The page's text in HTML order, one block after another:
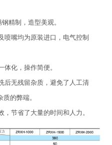
精制，造型美观。
喷嘴均为原装进口，电气控制
化，操作简便。
后无残留杂质，避免了人工清
的弊端。
节省了大量的时间和人力。